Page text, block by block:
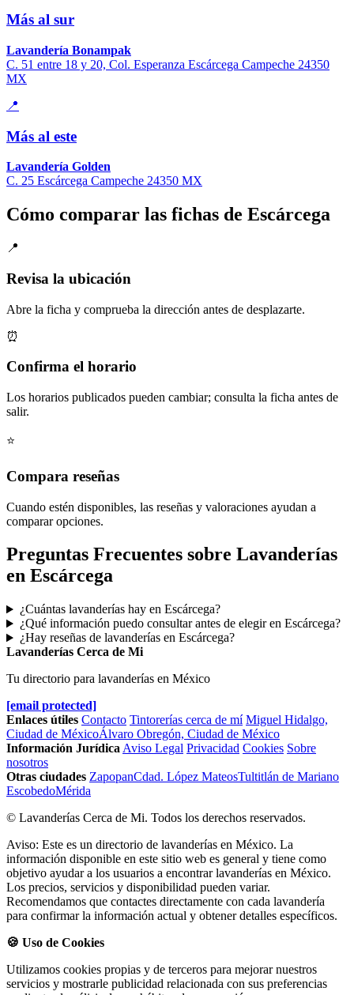
Más al sur
Lavandería Bonampak
C. 51 entre 18 y 20, Col. Esperanza Escárcega Campeche 24350
MX
📍
Más al este
Lavandería Golden
C. 25 Escárcega Campeche 24350 MX
Cómo comparar las fichas de Escárcega
📍
Revisa la ubicación
Abre la ficha y comprueba la dirección antes de desplazarte.
⏰
Confirma el horario
Los horarios publicados pueden cambiar; consulta la ficha antes de
salir.
⭐
Compara reseñas
Cuando estén disponibles, las reseñas y valoraciones ayudan a
comparar opciones.
Preguntas Frecuentes sobre Lavanderías
en Escárcega
¿Cuántas lavanderías hay en Escárcega?
¿Qué información puedo consultar antes de elegir en Escárcega?
¿Hay reseñas de lavanderías en Escárcega?
Lavanderías Cerca de Mi
Tu directorio para lavanderías en México
[email protected]
Enlaces útiles Contacto Tintorerías cerca de mí Miguel Hidalgo,
Ciudad de MéxicoÁlvaro Obregón, Ciudad de México
Información Jurídica Aviso Legal Privacidad Cookies Sobre
nosotros
Otras ciudades ZapopanCdad. López MateosTultitlán de Mariano
EscobedoMérida
© Lavanderías Cerca de Mi. Todos los derechos reservados.
Aviso: Este es un directorio de lavanderías en México. La
información disponible en este sitio web es general y tiene como
objetivo ayudar a los usuarios a encontrar lavanderías en México.
Los precios, servicios y disponibilidad pueden variar.
Recomendamos que contactes directamente con cada lavandería
para confirmar la información actual y obtener detalles específicos.
🍪 Uso de Cookies
Utilizamos cookies propias y de terceros para mejorar nuestros
servicios y mostrarle publicidad relacionada con sus preferencias